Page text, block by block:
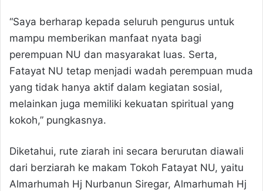
“Saya berharap kepada seluruh pengurus untuk
mampu memberikan manfaat nyata bagi
perempuan NU dan masyarakat luas. Serta,
Fatayat NU tetap menjadi wadah perempuan muda
yang tidak hanya aktif dalam kegiatan sosial,
melainkan juga memiliki kekuatan spiritual yang
kokoh,” pungkasnya.
Diketahui, rute ziarah ini secara berurutan diawali
dari berziarah ke makam Tokoh Fatayat NU, yaitu
Almarhumah Hj Nurbanun Siregar, Almarhumah Hj